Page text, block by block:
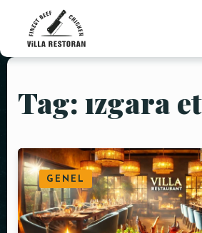
ANASAYFA
RESTAURANT MENÜMÜZ
PAKET SERVİS
HABERLER
Tag: ızgara et
GENEL